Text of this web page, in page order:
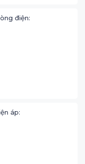
điện:
áp: